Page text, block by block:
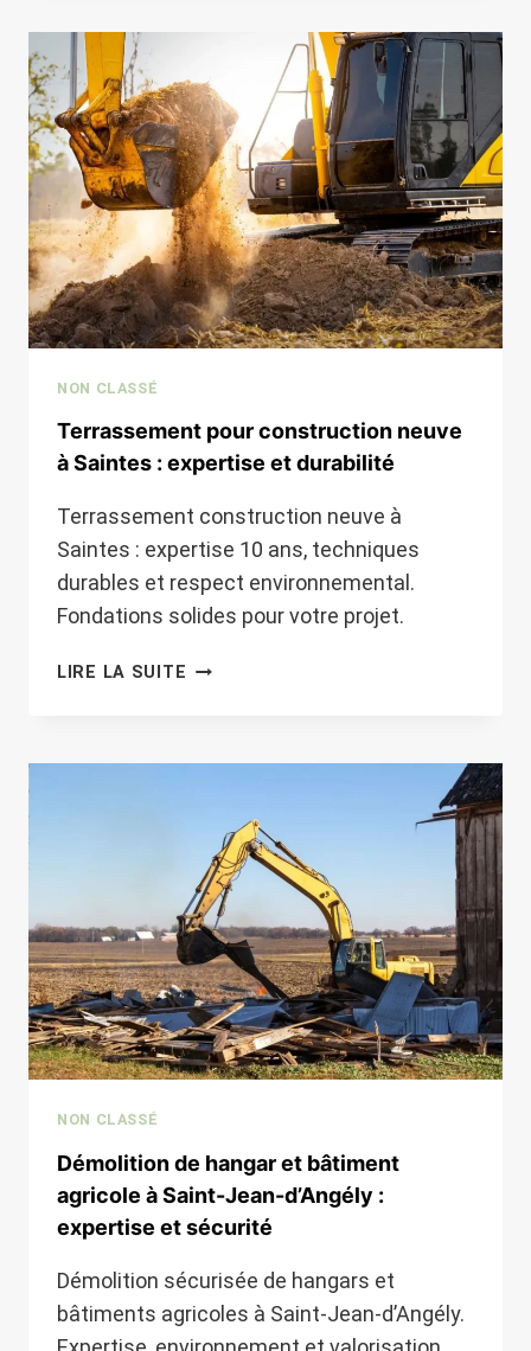
DÉMARCHES,
SPANC
ET
CONTRÔLES
OBLIGATOIRES
NON CLASSÉ
Terrassement pour construction neuve
à Saintes : expertise et durabilité
Terrassement construction neuve à
Saintes : expertise 10 ans, techniques
durables et respect environnemental.
Fondations solides pour votre projet.
LIRE LA SUITE TERRASSEMENT
EXPERTISE
ET
DURABILITÉ
NON CLASSÉ
Démolition de hangar et bâtiment
agricole à Saint-Jean-d’Angély :
expertise et sécurité
Démolition sécurisée de hangars et
bâtiments agricoles à Saint-Jean-d’Angély.